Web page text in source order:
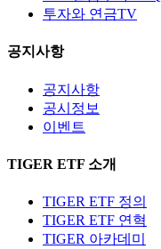
투자와 연금TV
공지사항
공지사항
공시정보
이벤트
TIGER ETF 소개
TIGER ETF 정의
TIGER ETF 연혁
TIGER 아카데미